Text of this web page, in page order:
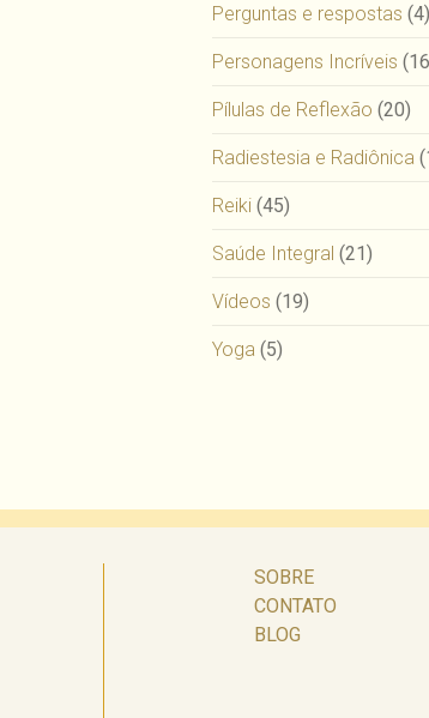
Perguntas e respostas (4)
Personagens Incríveis
Pílulas de Reflexão (20)
Radiestesia e Radiônica
Reiki (45)
Saúde Integral (21)
Vídeos (19)
Yoga (5)
SOBRE
CONTATO
BLOG